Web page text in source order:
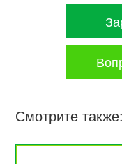
Смотрите также: